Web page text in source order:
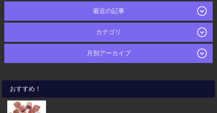
最近の記事
カテゴリ
月別アーカイブ
おすすめ！